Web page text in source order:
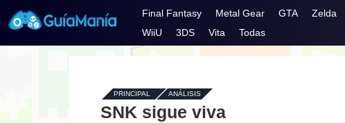
Final Fantasy Metal Gear GTA Zelda
WiiU
3DS Vita Todas
PRINCIPAL - ANÁLISIS
SNK sigue viva